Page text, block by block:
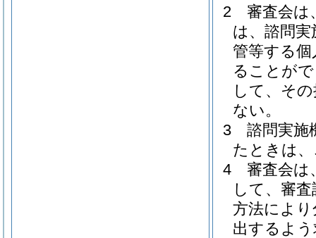
2
審査会は
は、諮問
管等する個
ることが
して、そ
ない。
3
諮問実施
たときは
4
審査会は
して、審
方法によ
出するよ